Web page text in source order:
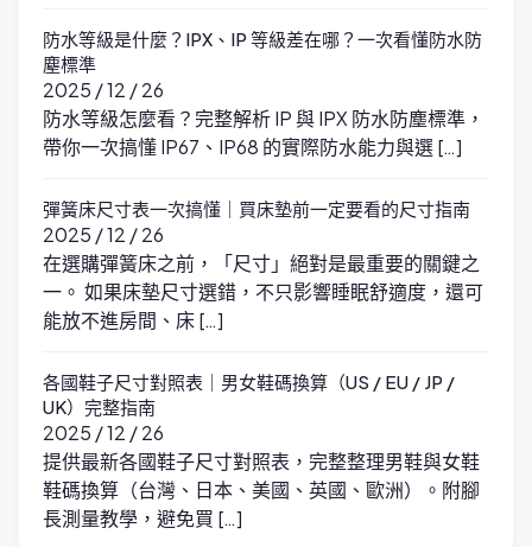
防水等級是什麼？IPX、IP 等級差在哪？一次看懂防水防
塵標準
2025 / 12 / 26
防水等級怎麼看？完整解析 IP 與 IPX 防水防塵標準，
帶你一次搞懂 IP67、IP68 的實際防水能力與選 […]
彈簧床尺寸表一次搞懂｜買床墊前一定要看的尺寸指南
2025 / 12 / 26
在選購彈簧床之前，「尺寸」絕對是最重要的關鍵之
一。 如果床墊尺寸選錯，不只影響睡眠舒適度，還可
能放不進房間、床 […]
各國鞋子尺寸對照表｜男女鞋碼換算（US / EU / JP /
UK）完整指南
2025 / 12 / 26
提供最新各國鞋子尺寸對照表，完整整理男鞋與女鞋
鞋碼換算（台灣、日本、美國、英國、歐洲）。附腳
長測量教學，避免買 […]